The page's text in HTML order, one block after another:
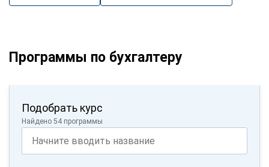
Программы по бухгалтеру
Подобрать курс
Найдено 54 программы